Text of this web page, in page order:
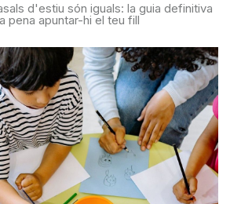
d'estiu són iguals: la guia definitiva
pena apuntar-hi el teu fill